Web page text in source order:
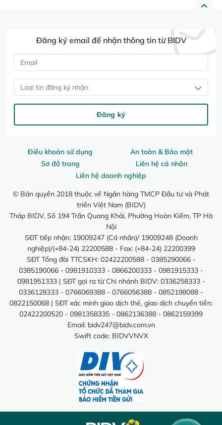
Điều khoản sử dụng
An toàn & Bảo mật
Sơ đồ trang
Liên hệ cá nhân
Liên hệ doanh nghiệp
© Bản quyền 2018 thuộc về Ngân hàng TMCP Đầu tư và Phát
triển Việt Nam (BIDV)
Tháp BIDV, Số 194 Trần Quang Khải, Phường Hoàn Kiếm, TP Hà
Nội
SĐT tiếp nhận: 19009247 (Cá nhân)/ 19009248 (Doanh
nghiệp)/(+84-24) 22200588 - Fax: (+84-24) 22200399
SĐT Tổng đài TTCSKH: 02422200588 - 0385290066 -
0385190066 - 0981910333 - 0866200333 - 0981915333 -
0981951333 | SĐT gọi ra từ Chi nhánh BIDV: 0336258333 -
0336128333 - 0766069388 - 0766056388 - 0852198088 -
0822150068 | SĐT xác minh giao dịch thẻ, giao dịch chuyển tiền:
02422200520 - 0981358335 - 0862136388 - 0862159399
Email: bidv247@bidv.com.vn
Swift code: BIDVVNVX
Đăng ký email để nhận thông tin từ BIDV
Loại tin đăng ký nhận
Đăng ký